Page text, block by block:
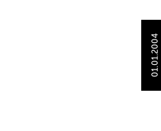
01.01.2004